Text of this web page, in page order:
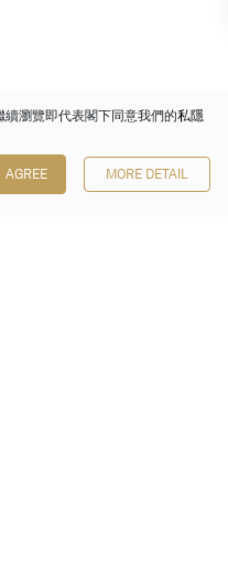
瀏覽即代表閣下同意我們的私隱
AGREE MORE DETAIL